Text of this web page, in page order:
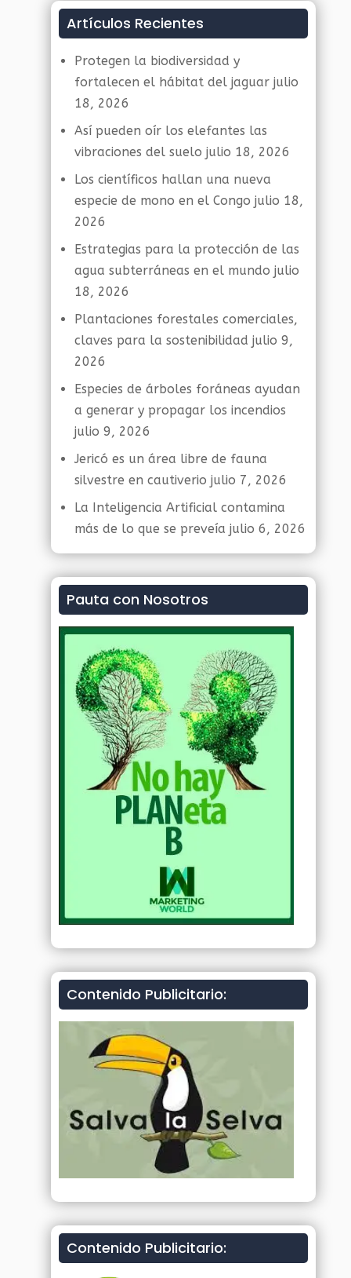
Artículos Recientes
Protegen la biodiversidad y
fortalecen el hábitat del jaguar julio
18, 2026
Así pueden oír los elefantes las
vibraciones del suelo julio 18, 2026
Los científicos hallan una nueva
especie de mono en el Congo julio 18,
2026
Estrategias para la protección de las
agua subterráneas en el mundo julio
18, 2026
Plantaciones forestales comerciales,
claves para la sostenibilidad julio 9,
2026
Especies de árboles foráneas ayudan
a generar y propagar los incendios
julio 9, 2026
Jericó es un área libre de fauna
silvestre en cautiverio julio 7, 2026
La Inteligencia Artificial contamina
más de lo que se preveía julio 6, 2026
Pauta con Nosotros
Contenido Publicitario:
Contenido Publicitario: